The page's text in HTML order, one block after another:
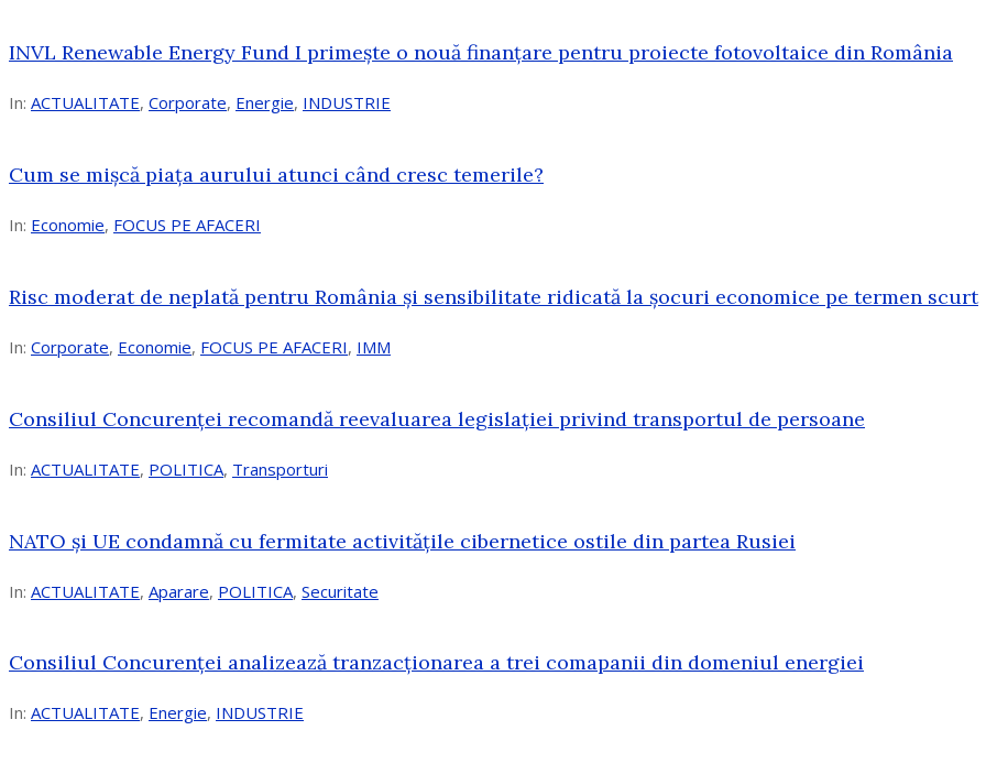
INVL Renewable Energy Fund I primește o nouă finanțare pentru proiecte fotovoltaice din România
In: ACTUALITATE, Corporate, Energie, INDUSTRIE
Cum se mișcă piața aurului atunci când cresc temerile?
In: Economie, FOCUS PE AFACERI
Risc moderat de neplată pentru România și sensibilitate ridicată la șocuri economice pe termen scurt
In: Corporate, Economie, FOCUS PE AFACERI, IMM
Consiliul Concurenței recomandă reevaluarea legislației privind transportul de persoane
In: ACTUALITATE, POLITICA, Transporturi
NATO și UE condamnă cu fermitate activitățile cibernetice ostile din partea Rusiei
In: ACTUALITATE, Aparare, POLITICA, Securitate
Consiliul Concurenţei analizează tranzacționarea a trei comapanii din domeniul energiei
In: ACTUALITATE, Energie, INDUSTRIE